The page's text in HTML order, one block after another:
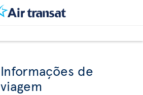
Informações de
viagem